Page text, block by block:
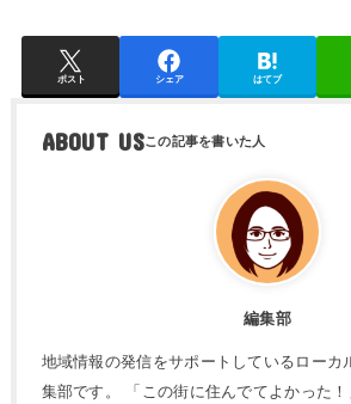
ポスト シェア はてブ
ABOUT US
編集部
地域情報の発信をサポートしているローカ
集部です。 「この街に住んでてよかった